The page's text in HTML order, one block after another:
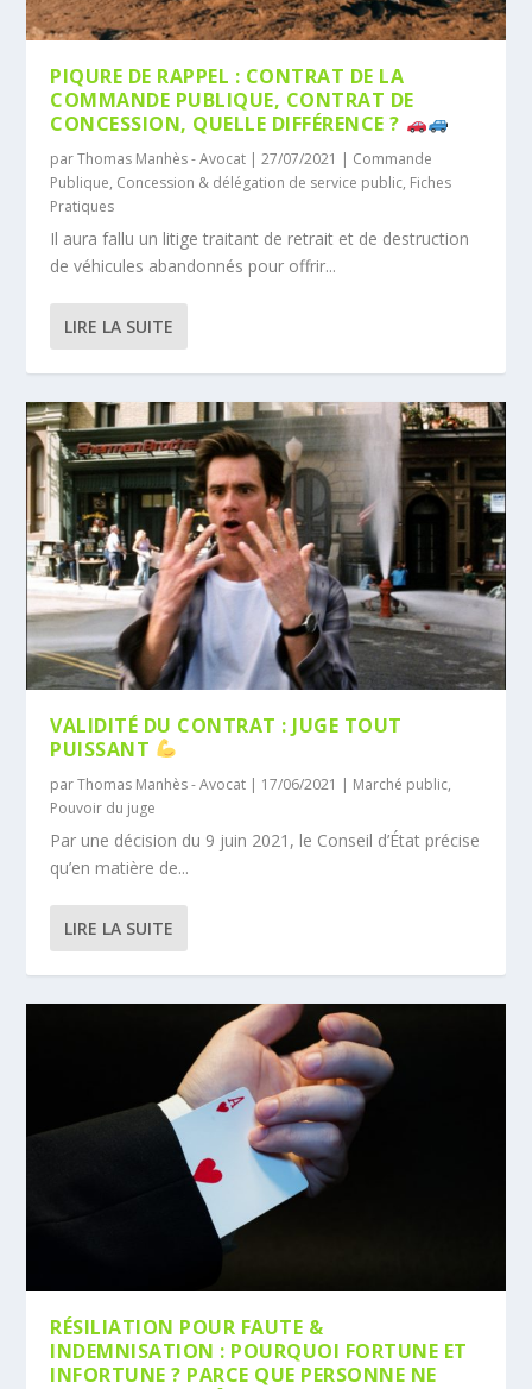
PIQURE DE RAPPEL : CONTRAT DE LA
COMMANDE PUBLIQUE, CONTRAT DE
CONCESSION, QUELLE DIFFÉRENCE ?
parThomas Manhès - Avocat |27/07/2021 | Commande
Publique, Concession & délégation de service public, Fiches
Pratiques
Il aura fallu un litige traitant de retrait et de destruction
de véhicules abandonnés pour offrir...
LIRE LA SUITE
VALIDITÉ DU CONTRAT : JUGE TOUT
PUISSANT
parThomas Manhès - Avocat | 17/06/2021 | Marché public,
Pouvoir du juge
Par une décision du 9 juin 2021, le Conseil d’État précise
qu’en matière de...
LIRE LA SUITE
RÉSILIATION POUR FAUTE &
INDEMNISATION : POURQUOI FORTUNE ET
INFORTUNE ? PARCE QUE PERSONNE NE